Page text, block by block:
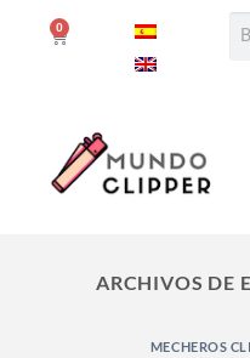
0
ARCHIVOS DE
MECHEROS